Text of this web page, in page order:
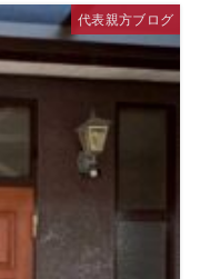
代表親方ブログ